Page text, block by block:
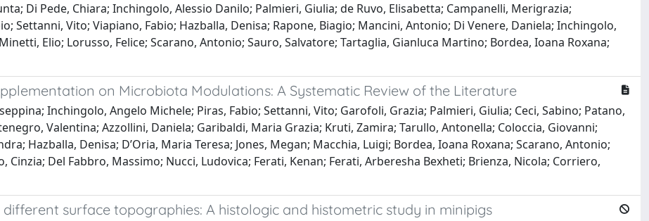
Di Pede, Chiara; Inchingolo, Alessio Danilo; Palmieri, Giulia; de Ruvo, Elisabetta; Campanelli, Merigrazia;
Settanni, Vito; Viapiano, Fabio; Hazballa, Denisa; Rapone, Biagio; Mancini, Antonio; Di Venere, Daniela; Inchingolo,
Elio; Lorusso, Felice; Scarano, Antonio; Sauro, Salvatore; Tartaglia, Gianluca Martino; Bordea, Ioana Roxana;
on Microbiota Modulations: A Systematic Review of the Literature
Inchingolo, Angelo Michele; Piras, Fabio; Settanni, Vito; Garofoli, Grazia; Palmieri, Giulia; Ceci, Sabino; Patano,
Valentina; Azzollini, Daniela; Garibaldi, Maria Grazia; Kruti, Zamira; Tarullo, Antonella; Coloccia, Giovanni;
Hazballa, Denisa; D’Oria, Maria Teresa; Jones, Megan; Macchia, Luigi; Bordea, Ioana Roxana; Scarano, Antonio;
Del Fabbro, Massimo; Nucci, Ludovica; Ferati, Kenan; Ferati, Arberesha Bexheti; Brienza, Nicola; Corriero,
surface topographies: A histologic and histometric study in minipigs